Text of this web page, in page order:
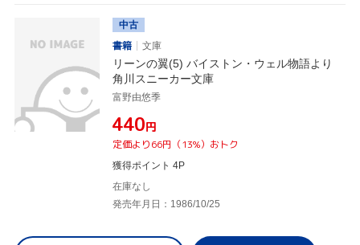
中古
書籍
文庫
リーンの翼(5) バイストン・ウェル物語より
角川スニーカー文庫
富野由悠季
¥440円
定価より66円（13%）おトク
獲得ポイント 4P
在庫なし
発売年月日：1986/10/25